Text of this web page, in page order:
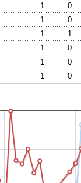
1
0
1
0
1
1
1
0
1
0
1 0